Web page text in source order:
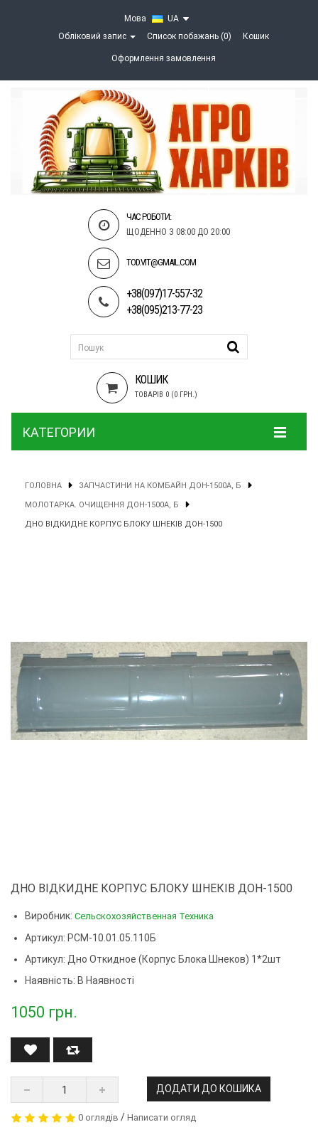
Мова
UA
Обліковий запис
Список побажань (0) Кошик
Оформлення замовлення
ЧАС РОБОТИ:
ЩОДЕННО З 08:00 ДО 20:00
TOD.VIT@GMAIL.COM
+38(097)17-557-32
+38(095)213-77-23
КОШИК
ТОВАРІВ 0 (0 ГРН.)
КАТЕГОРИИ
ГОЛОВНА ЗАПЧАСТИНИ НА КОМБАЙН ДОН-1500А, Б
МОЛОТАРКА. ОЧИЩЕННЯ ДОН-1500А, Б
ДНО ВІДКИДНЕ КОРПУС БЛОКУ ШНЕКІВ ДОН-1500
ДНО ВІДКИДНЕ КОРПУС БЛОКУ ШНЕКІВ ДОН-1500
Виробник: Сельскохозяйственная Техника
Артикул: РСМ-10.01.05.110Б
Артикул: Дно Откидное (корпус Блока Шнеков) 1*2шт
Наявність: В Наявності
1050 грн.
ДОДАТИ ДО КОШИКА
0 оглядів / Написати огляд